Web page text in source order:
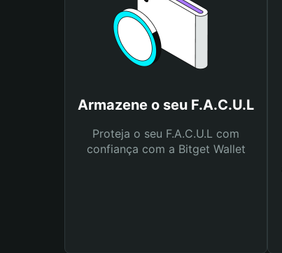
Armazene o seu F.A.C.U.L
Proteja o seu F.A.C.U.L com
confiança com a Bitget Wallet